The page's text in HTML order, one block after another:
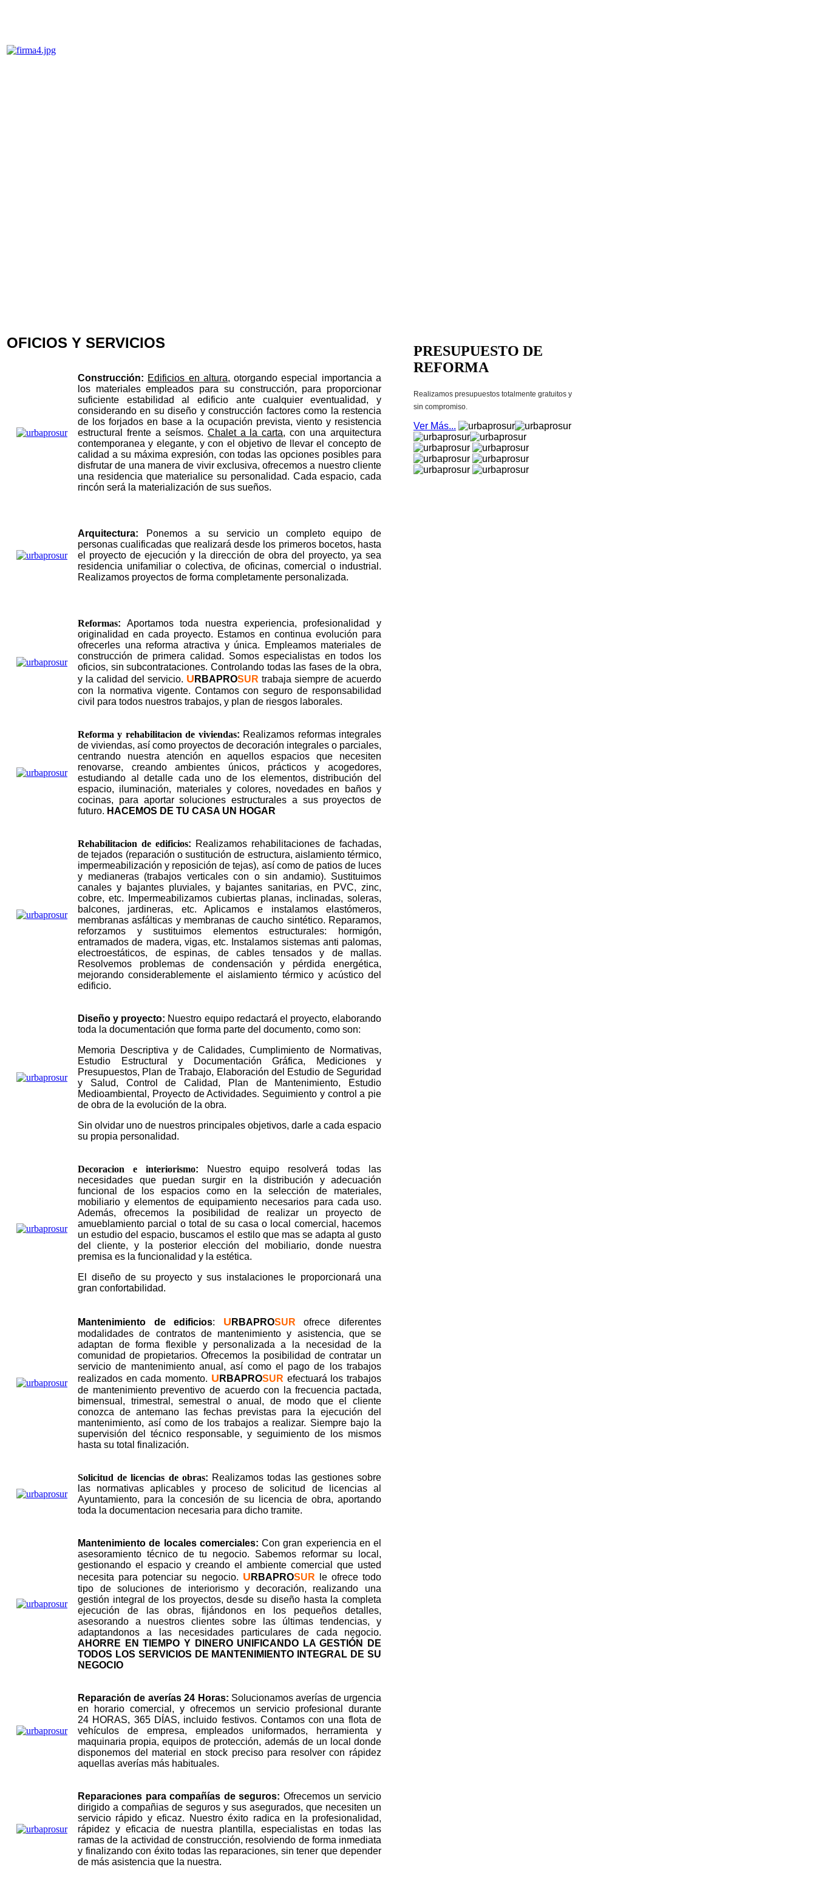
OFICIOS Y SERVICIOS
Construcción: Edificios en altura, otorgando especial importancia a
los materiales empleados para su construcción, para proporcionar
suficiente estabilidad al edificio ante cualquier eventualidad, y
considerando en su diseño y construcción factores como la restencia
de los forjados en base a la ocupación prevista, viento y resistencia
estructural frente a seísmos. Chalet a la carta, con una arquitectura
contemporanea y elegante, y con el objetivo de llevar el concepto de
calidad a su máxima expresión, con todas las opciones posibles para
disfrutar de una manera de vivir exclusiva, ofrecemos a nuestro cliente
una residencia que materialice su personalidad. Cada espacio, cada
rincón será la materialización de sus sueños.
Arquitectura:
Ponemos a su servicio un completo equipo de
personas cualificadas que realizará desde los primeros bocetos, hasta
el proyecto de ejecución y la dirección de obra del proyecto, ya sea
residencia unifamiliar o colectiva, de oficinas, comercial o industrial.
Realizamos proyectos de forma completamente personalizada.
Reformas: Aportamos toda nuestra experiencia, profesionalidad y
originalidad en cada proyecto. Estamos en continua evolución para
ofrecerles una reforma atractiva y única. Empleamos materiales de
construcción de primera calidad. Somos especialistas en todos los
oficios, sin subcontrataciones. Controlando todas las fases de la obra,
y la calidad del servicio. U RBAPROSUR trabaja siempre de acuerdo
con la normativa vigente. Contamos con seguro de responsabilidad
civil para todos nuestros trabajos, y plan de riesgos laborales.
Reforma y rehabilitacion de viviendas: Realizamos reformas integrales
de viviendas, así como proyectos de decoración integrales o parciales,
centrando nuestra atención en aquellos espacios que necesiten
renovarse, creando ambientes únicos, prácticos y acogedores,
estudiando al detalle cada uno de los elementos, distribución del
espacio, iluminación, materiales y colores, novedades en baños y
cocinas, para aportar soluciones estructurales a sus proyectos de
futuro. HACEMOS DE TU CASA UN HOGAR
Rehabilitacion de edificios: Realizamos rehabilitaciones de fachadas,
de tejados (reparación o sustitución de estructura, aislamiento térmico,
impermeabilización y reposición de tejas), así como de patios de luces
y medianeras (trabajos verticales con o sin andamio). Sustituimos
canales y bajantes pluviales, y bajantes sanitarias, en PVC, zinc,
cobre, etc. Impermeabilizamos cubiertas planas, inclinadas, soleras,
balcones, jardineras, etc. Aplicamos e instalamos elastómeros,
membranas asfálticas y membranas de caucho sintético. Reparamos,
reforzamos y sustituimos elementos estructurales: hormigón,
entramados de madera, vigas, etc. Instalamos sistemas anti palomas,
electroestáticos, de espinas, de cables tensados y de mallas.
Resolvemos problemas de condensación y pérdida energética,
mejorando considerablemente el aislamiento térmico y acústico del
edificio.
Diseño y proyecto: Nuestro equipo redactará el proyecto, elaborando
toda la documentación que forma parte del documento, como son:
Memoria Descriptiva y de Calidades, Cumplimiento de Normativas,
Estudio Estructural y Documentación Gráfica, Mediciones y
Presupuestos, Plan de Trabajo, Elaboración del Estudio de Seguridad
y Salud, Control de Calidad, Plan de Mantenimiento, Estudio
Medioambiental, Proyecto de Actividades. Seguimiento y control a pie
de obra de la evolución de la obra.
Sin olvidar uno de nuestros principales objetivos, darle a cada espacio
su propia personalidad.
Decoracion e interiorismo: Nuestro equipo resolverá todas las
necesidades que puedan surgir en la distribución y adecuación
funcional de los espacios como en la selección de materiales,
mobiliario y elementos de equipamiento necesarios para cada uso.
Además, ofrecemos la posibilidad de realizar un proyecto de
amueblamiento parcial o total de su casa o local comercial, hacemos
un estudio del espacio, buscamos el estilo que mas se adapta al gusto
del cliente, y la posterior elección del mobiliario, donde nuestra
premisa es la funcionalidad y la estética.
El diseño de su proyecto y sus instalaciones le proporcionará una
gran confortabilidad.
Mantenimiento de edificios: U RBAPROSUR ofrece diferentes
modalidades de contratos de mantenimiento y asistencia, que se
adaptan de forma flexible y personalizada a la necesidad de la
comunidad de propietarios. Ofrecemos la posibilidad de contratar un
servicio de mantenimiento anual, así como el pago de los trabajos
realizados en cada momento. U RBAPROSUR efectuará los trabajos
de mantenimiento preventivo de acuerdo con la frecuencia pactada,
bimensual, trimestral, semestral o anual, de modo que el cliente
conozca de antemano las fechas previstas para la ejecución del
mantenimiento, así como de los trabajos a realizar. Siempre bajo la
supervisión del técnico responsable, y seguimiento de los mismos
hasta su total finalización.
Solicitud de licencias de obras: Realizamos todas las gestiones sobre
las normativas aplicables y proceso de solicitud de licencias al
Ayuntamiento, para la concesión de su licencia de obra, aportando
toda la documentacion necesaria para dicho tramite.
Mantenimiento de locales comerciales: Con gran experiencia en el
asesoramiento técnico de tu negocio. Sabemos reformar su local,
gestionando el espacio y creando el ambiente comercial que usted
necesita para potenciar su negocio. U RBAPROSUR le ofrece todo
tipo de soluciones de interiorismo y decoración, realizando una
gestión integral de los proyectos, desde su diseño hasta la completa
ejecución de las obras, fijándonos en los pequeños detalles,
asesorando a nuestros clientes sobre las últimas tendencias, y
adaptandonos a las necesidades particulares de cada negocio.
AHORRE EN TIEMPO Y DINERO UNIFICANDO LA GESTIÓN DE
TODOS LOS SERVICIOS DE MANTENIMIENTO INTEGRAL DE SU
NEGOCIO
Reparación de averías 24 Horas: Solucionamos averías de urgencia
en horario comercial, y ofrecemos un servicio profesional durante
24 HORAS, 365 DÍAS, incluido festivos. Contamos con una flota de
vehículos de empresa, empleados uniformados, herramienta y
maquinaria propia, equipos de protección, además de un local donde
disponemos del material en stock preciso para resolver con rápidez
aquellas averías más habituales.
Reparaciones para compañías de seguros: Ofrecemos un servicio
dirigido a compañias de seguros y sus asegurados, que necesiten un
servicio rápido y eficaz. Nuestro éxito radica en la profesionalidad,
rápidez y eficacia de nuestra plantilla, especialistas en todas las
ramas de la actividad de construcción, resolviendo de forma inmediata
y finalizando con éxito todas las reparaciones, sin tener que depender
de más asistencia que la nuestra.
PRESUPUESTO DE
REFORMA
Realizamos presupuestos totalmente gratuitos y
sin compromiso.
Ver Más...